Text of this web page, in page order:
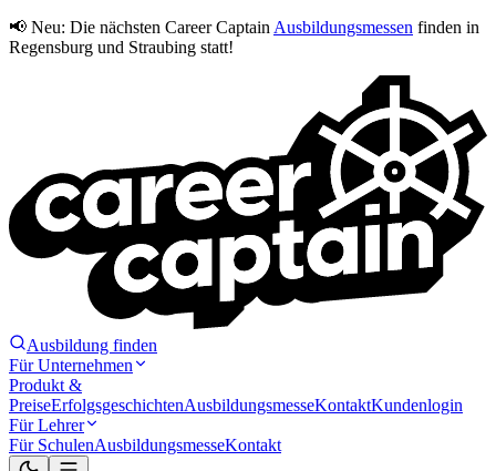
📢 Neu: Die nächsten Career Captain Ausbildungsmessen finden in
Regensburg und Straubing statt!
Ausbildung finden
Für Unternehmen
Produkt &
PreiseErfolgsgeschichtenAusbildungsmesseKontaktKundenlogin
Für Lehrer
Für SchulenAusbildungsmesseKontakt